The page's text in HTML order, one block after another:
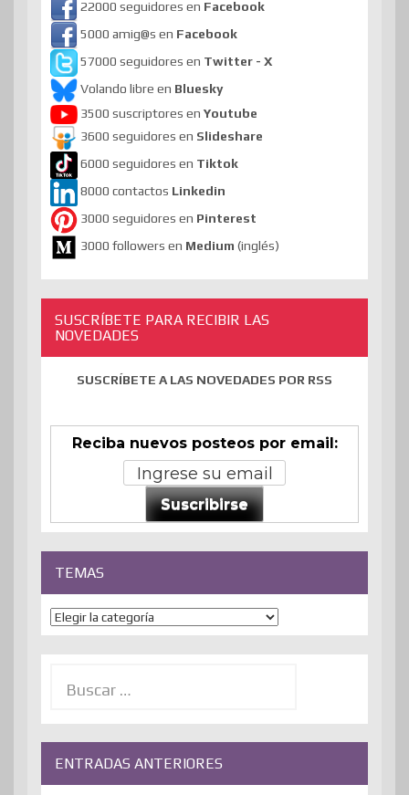
22000 seguidores en Facebook
5000 amig@s en Facebook
57000 seguidores en Twitter - X
Volando libre en Bluesky
3500 suscriptores en Youtube
3600 seguidores en Slideshare
6000 seguidores en Tiktok
8000 contactos Linkedin
3000 seguidores en Pinterest
3000 followers en Medium (inglés)
SUSCRÍBETE PARA RECIBIR LAS
NOVEDADES
SUSCRÍBETE A LAS NOVEDADES POR RSS
Reciba nuevos posteos por email:
Suscribirse
TEMAS
Temas
ENTRADAS ANTERIORES